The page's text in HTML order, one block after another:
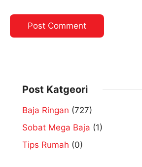
Post Katgeori
Baja Ringan (727)
Sobat Mega Baja (1)
Tips Rumah (0)